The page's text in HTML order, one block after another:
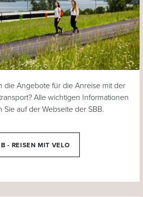
die Angebote für die Anreise mit der
Alle wichtigen Informationen
Sie auf der Webseite der SBB.
- REISEN MIT VELO